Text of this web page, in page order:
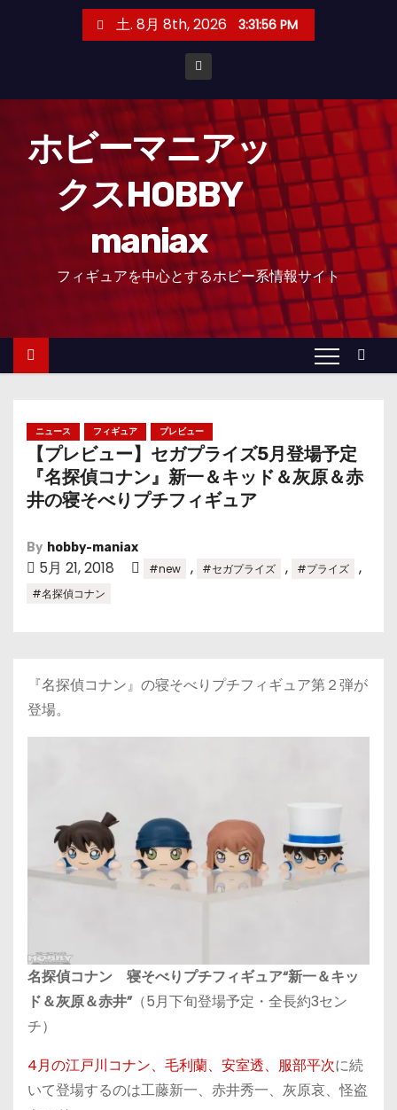
土. 8月 8th, 2026 3:31:57 PM
ホビーマニアッ
クスHOBBY
maniax
フィギュアを中心とするホビー系情報サイト
ニュース フィギュア プレビュー
【プレビュー】セガプライズ5月登場予定
『名探偵コナン』新一＆キッド＆灰原＆赤
井の寝そべりプチフィギュア
By hobby-maniax
5月 21, 2018 #new , #セガプライズ , #プライズ ,
#名探偵コナン
『名探偵コナン』の寝そべりプチフィギュア第２弾が
登場。
名探偵コナン 寝そべりプチフィギュア“新一＆キッ
ド＆灰原＆赤井”（5月下旬登場予定・全長約3セン
チ）
4月の江戸川コナン、毛利蘭、安室透、服部平次に続
いて登場するのは工藤新一、赤井秀一、灰原哀、怪盗